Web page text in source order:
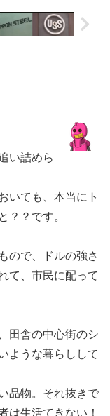
い詰めら
いても、本当にト
？？です。
ので、ドルの強さ
て、市民に配って
田舎の中心街のシ
ような暮らしして
品物。それ抜きで
は生活てきない！